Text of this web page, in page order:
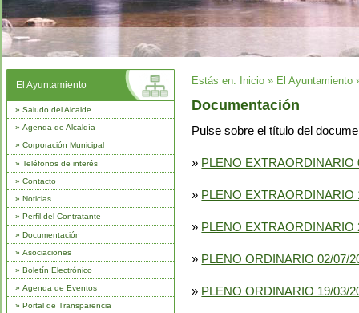
El Ayuntamiento
» Saludo del Alcalde
» Agenda de Alcaldía
» Corporación Municipal
» Teléfonos de interés
» Contacto
» Noticias
» Perfil del Contratante
» Documentación
» Asociaciones
» Boletín Electrónico
» Agenda de Eventos
» Portal de Transparencia
Estás en: Inicio » El Ayuntamiento
Documentación
Pulse sobre el título del
» PLENO EXTRAORDINARIO
» PLENO EXTRAORDINARIO
» PLENO EXTRAORDINARIO
» PLENO ORDINARIO 02/07/
» PLENO ORDINARIO 19/03/